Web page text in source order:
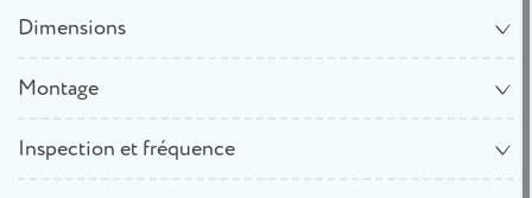
Dimensions
Montage
Inspection et fréquence